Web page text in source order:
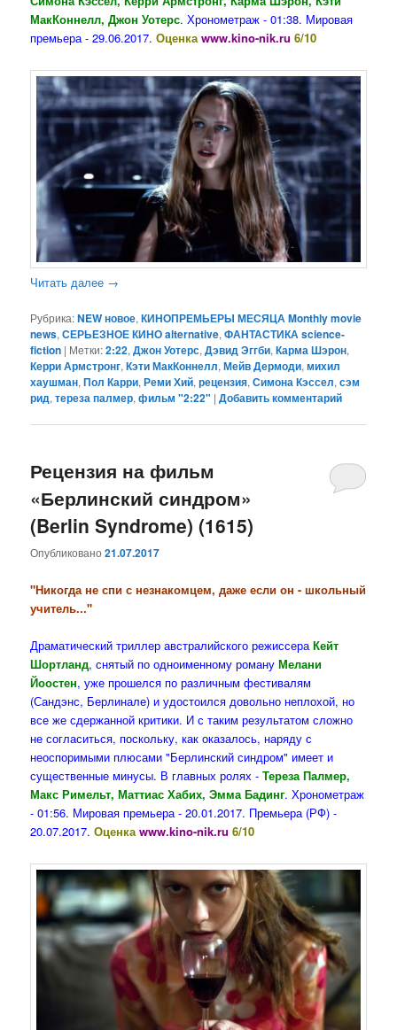
МакКоннелл, Джон Уотерс. Хронометраж - 01:38. Мировая
премьера - 29.06.2017.Оценкаwww.kino-nik.ru 6/10
Читать далее →
Рубрика:NEW новое,КИНОПРЕМЬЕРЫ МЕСЯЦА Monthly movie
news,СЕРЬЕЗНОЕ КИНО alternative,ФАНТАСТИКА science-
fiction | Метки:2:22,Джон Уотерс,Дэвид Эггби,Карма Шэрон,
Керри Армстронг,Кэти МакКоннелл,Мейв Дермоди,михил
хаушман,Пол Карри,Реми Хий,рецензия,Симона Кэссел,сэм
рид,тереза палмер,фильм "2:22" |Добавить комментарий
Рецензия на фильм
«Берлинский синдром»
(Berlin Syndrome) (1615)
Опубликовано21.07.2017
"Никогда не спи с незнакомцем, даже если он - школьный
учитель..."
Драматический триллер австралийского режиссера Кейт
Шортланд, снятый по одноименному романуМелани
Йоостен, уже прошелся по различным фестивалям
(Сандэнс, Берлинале) и удостоился довольно неплохой, но
все же сдержанной критики. И с таким результатом сложно
не согласиться, поскольку, как оказалось, наряду с
неоспоримыми плюсами "Берлинский синдром" имеет и
существенные минусы. В главных ролях - Тереза Палмер,
Макс Римельт, Маттиас Хабих, Эмма Бадинг. Хронометраж
- 01:56. Мировая премьера - 20.01.2017. Премьера (РФ) -
20.07.2017.Оценкаwww.kino-nik.ru6/10